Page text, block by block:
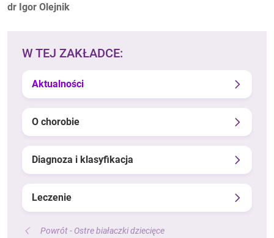
Autorzy:
dr Igor Olejnik
W TEJ ZAKŁADCE:
Aktualności
O chorobie
Diagnoza i klasyfikacja
Leczenie
Powrót - Ostre białaczki dziecięce